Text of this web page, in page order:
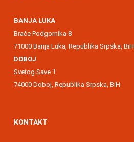
BANJA LUKA
Braće Podgornika 8
71000 Banja Luka, Republika Srpska, BiH
DOBOJ
Svetog Save 1
74000 Doboj, Republika Srpska, BiH
KONTAKT